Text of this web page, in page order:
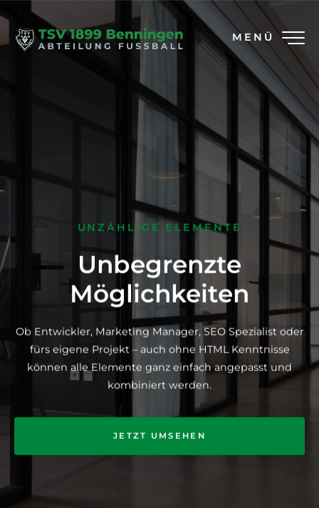
MENÜ
UNZÄHLIGE ELEMENTE
Unbegrenzte
Möglichkeiten
Ob Entwickler, Marketing Manager, SEO Spezialist oder
fürs eigene Projekt – auch ohne HTML Kenntnisse
können alle Elemente ganz einfach angepasst und
kombiniert werden.
JETZT UMSEHEN